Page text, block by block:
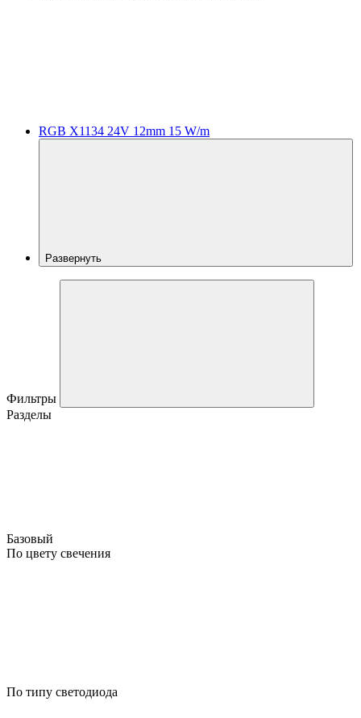
RGB X1134 24V 12mm 15 W/m
Развернуть
Фильтры
Разделы
Базовый
По цвету свечения
По типу светодиода